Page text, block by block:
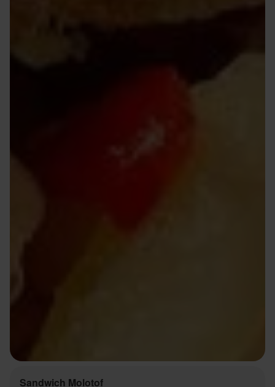
Sandwich Molotof